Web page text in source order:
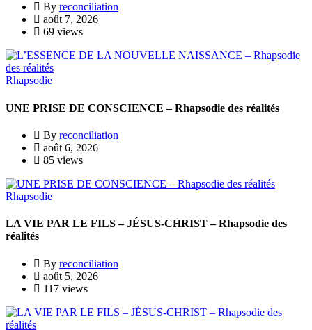
By reconciliation
août 7, 2026
69 views
Rhapsodie
UNE PRISE DE CONSCIENCE – Rhapsodie des réalités
By reconciliation
août 6, 2026
85 views
Rhapsodie
LA VIE PAR LE FILS – JÉSUS-CHRIST – Rhapsodie des
réalités
By reconciliation
août 5, 2026
117 views